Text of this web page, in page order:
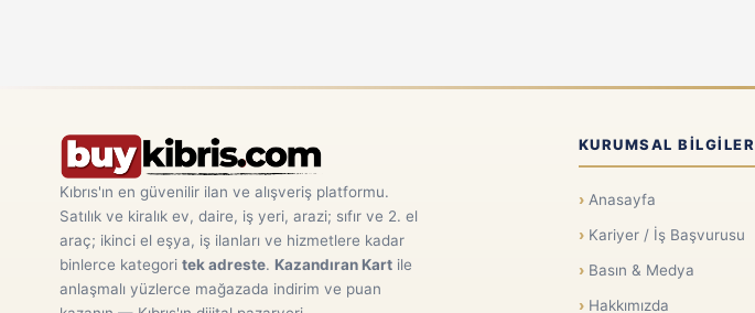
Kıbrıs'ın en güvenilir ilan ve alışveriş platformu.
Satılık ve kiralık ev, daire, iş yeri, arazi; sıfır ve 2. el
araç; ikinci el eşya, iş ilanları ve hizmetlere kadar
binlerce kategori tek adreste. Kazandıran Kartile
anlaşmalı yüzlerce mağazada indirim ve puan
KURUMSAL BILGILER
Anasayfa
Kariyer / İş Başvurusu
Basın & Medya
Hakkımızda